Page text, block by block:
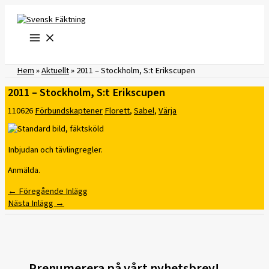
innehåll
Hem»Aktuellt»2011 – Stockholm, S:t Erikscupen
2011 – Stockholm, S:t Erikscupen
110626FörbundskaptenerFlorett,Sabel,Värja
Inbjudan och tävlingregler.
Anmälda.
← Föregående Inlägg
Nästa Inlägg →